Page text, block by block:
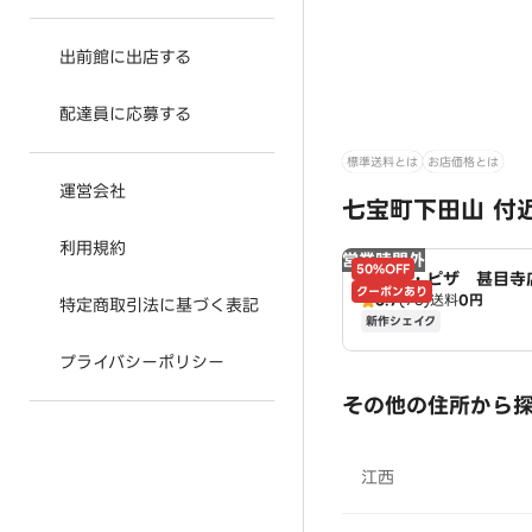
出前館に出店する
配達員に応募する
運営会社
利用規約
特定商取引法に基づく表記
プライバシーポリシー
標準送料とは お店価格とは
七宝町下田山 付
営業時間外
50%OFF
クーポンあり
ドミノ・ピザ 甚目
no's
3.7(73)送料0円
新作シェイク
その他の住所から
江西